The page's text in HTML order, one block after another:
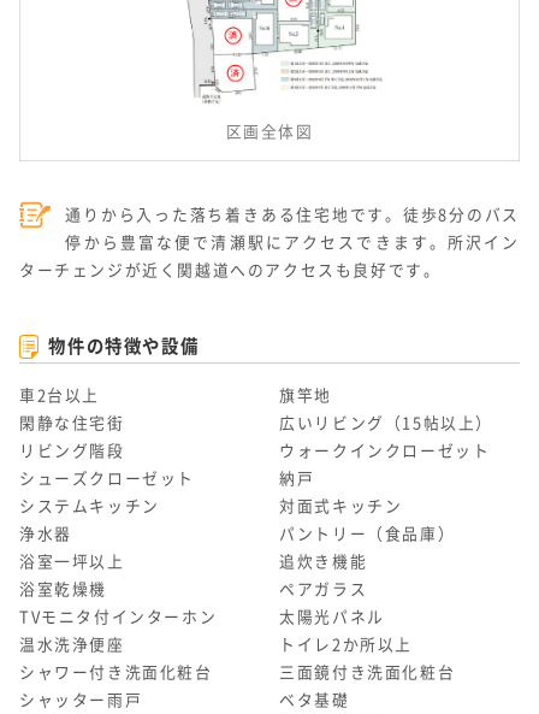
区画全体図
通りから入った落ち着きある住宅地です。徒歩8分のバス
停から豊富な便で清瀬駅にアクセスできます。所沢イン
ターチェンジが近く関越道へのアクセスも良好です。
物件の特徴や設備
車2台以上
旗竿地
閑静な住宅街
広いリビング（15帖以上）
リビング階段
ウォークインクローゼット
シューズクローゼット
納戸
システムキッチン
対面式キッチン
浄水器
パントリー（食品庫）
浴室一坪以上
追炊き機能
浴室乾燥機
ペアガラス
TVモニタ付インターホン
太陽光パネル
温水洗浄便座
トイレ2か所以上
シャワー付き洗面化粧台
三面鏡付き洗面化粧台
シャッター雨戸
ベタ基礎